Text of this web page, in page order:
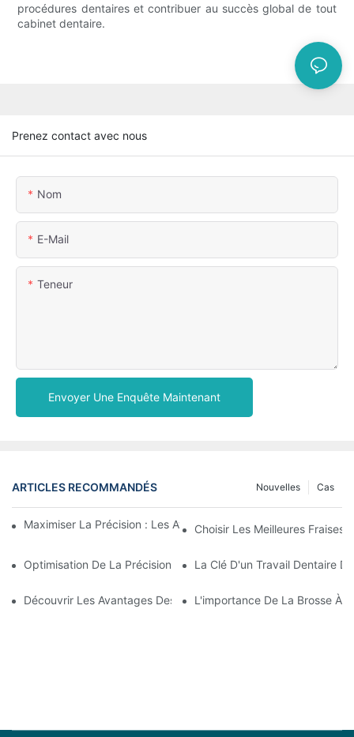
procédures dentaires et contribuer au succès global de tout
cabinet dentaire.
Prenez contact avec nous
Nom
E-Mail
Teneur
Envoyer Une Enquête Maintenant
ARTICLES RECOMMANDÉS Cas
Nouvelles
Maximiser La Précision : Les Avantages Des Fraises En Zircone
Choisir Les Meilleures Fraises
Optimisation De La Précision Et De L'efficacité Avec Les Fraises
La Clé D'un Travail Dentaire
Découvrir Les Avantages Des Fraises Dentaires En Dentisterie
L'importance De La Brosse À